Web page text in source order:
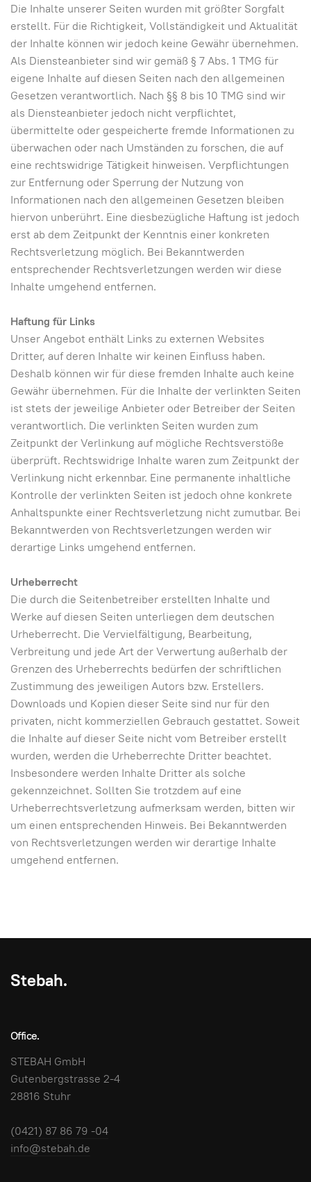
Die Inhalte unserer Seiten wurden mit größter Sorgfalt
erstellt. Für die Richtigkeit, Vollständigkeit und Aktualität
der Inhalte können wir jedoch keine Gewähr übernehmen.
Als Diensteanbieter sind wir gemäß § 7 Abs. 1 TMG für
eigene Inhalte auf diesen Seiten nach den allgemeinen
Gesetzen verantwortlich. Nach §§ 8 bis 10 TMG sind wir
als Diensteanbieter jedoch nicht verpflichtet,
übermittelte oder gespeicherte fremde Informationen zu
überwachen oder nach Umständen zu forschen, die auf
eine rechtswidrige Tätigkeit hinweisen. Verpflichtungen
zur Entfernung oder Sperrung der Nutzung von
Informationen nach den allgemeinen Gesetzen bleiben
hiervon unberührt. Eine diesbezügliche Haftung ist jedoch
erst ab dem Zeitpunkt der Kenntnis einer konkreten
Rechtsverletzung möglich. Bei Bekanntwerden
entsprechender Rechtsverletzungen werden wir diese
Inhalte umgehend entfernen.
Haftung für Links
Unser Angebot enthält Links zu externen Websites
Dritter, auf deren Inhalte wir keinen Einfluss haben.
Deshalb können wir für diese fremden Inhalte auch keine
Gewähr übernehmen. Für die Inhalte der verlinkten Seiten
ist stets der jeweilige Anbieter oder Betreiber der Seiten
verantwortlich. Die verlinkten Seiten wurden zum
Zeitpunkt der Verlinkung auf mögliche Rechtsverstöße
überprüft. Rechtswidrige Inhalte waren zum Zeitpunkt der
Verlinkung nicht erkennbar. Eine permanente inhaltliche
Kontrolle der verlinkten Seiten ist jedoch ohne konkrete
Anhaltspunkte einer Rechtsverletzung nicht zumutbar. Bei
Bekanntwerden von Rechtsverletzungen werden wir
derartige Links umgehend entfernen.
Urheberrecht
Die durch die Seitenbetreiber erstellten Inhalte und
Werke auf diesen Seiten unterliegen dem deutschen
Urheberrecht. Die Vervielfältigung, Bearbeitung,
Verbreitung und jede Art der Verwertung außerhalb der
Grenzen des Urheberrechts bedürfen der schriftlichen
Zustimmung des jeweiligen Autors bzw. Erstellers.
Downloads und Kopien dieser Seite sind nur für den
privaten, nicht kommerziellen Gebrauch gestattet. Soweit
die Inhalte auf dieser Seite nicht vom Betreiber erstellt
wurden, werden die Urheberrechte Dritter beachtet.
Insbesondere werden Inhalte Dritter als solche
gekennzeichnet. Sollten Sie trotzdem auf eine
Urheberrechtsverletzung aufmerksam werden, bitten wir
um einen entsprechenden Hinweis. Bei Bekanntwerden
von Rechtsverletzungen werden wir derartige Inhalte
umgehend entfernen.
Stebah.
Office.
STEBAH GmbH
Gutenbergstrasse 2-4
28816 Stuhr
(0421) 87 86 79 -04
info@stebah.de